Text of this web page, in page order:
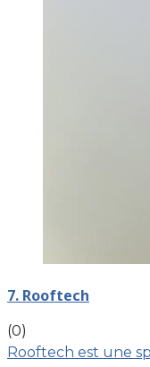
7. Rooftech
(0)
Rooftech est une